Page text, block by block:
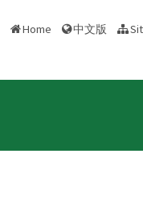
Home 中文版